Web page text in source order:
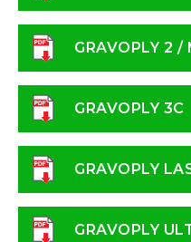
GRAVOPLY 2 /
GRAVOPLY 3C
GRAVOPLY
GRAVOPLY